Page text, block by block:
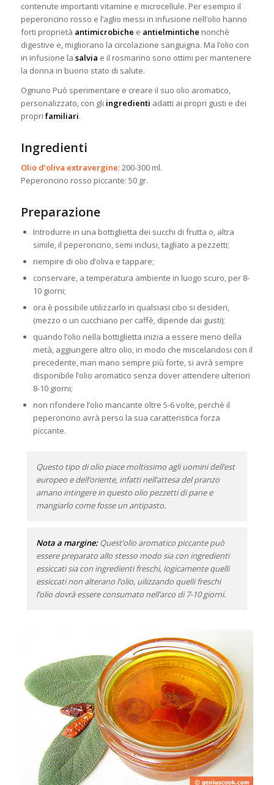
contenute importanti vitamine e microcellule. Per esempio il
peperoncino rosso e l’aglio messi in infusione nell’olio hanno
forti proprietà antimicrobiche e antielmintiche nonchè
digestive e, migliorano la circolazione sanguigna. Ma l’olio con
in infusione la salvia e il rosmarino sono ottimi per mantenere
la donna in buono stato di salute.
Ognuno Può sperimentare e creare il suo olio aromatico,
personalizzato, con gli ingredienti adatti ai propri gusti e dei
propri familiari.
Ingredienti
Olio d’oliva extravergine: 200-300 ml.
Peperoncino rosso piccante: 50 gr.
Preparazione
Introdurre in una bottiglietta dei succhi di frutta o, altra
simile, il peperoncino, semi inclusi, tagliato a pezzetti;
riempire di olio d’oliva e tappare;
conservare, a temperatura ambiente in luogo scuro, per 8-
10 giorni;
ora è possibile utilizzarlo in qualsiasi cibo si desideri,
(mezzo o un cucchiano per caffè, dipende dai gusti);
quando l’olio nella bottiglietta inizia a essere meno della
metà, aggiungere altro olio, in modo che miscelandosi con il
precedente, man mano sempre più forte, si avrà sempre
disponibile l’olio aromatico senza dover attendere ulteriori
8-10 giorni;
non rifondere l’olio mancante oltre 5-6 volte, perchè il
peperoncino avrà perso la sua caratteristica forza
piccante.
Questo tipo di olio piace moltissimo agli uomini dell’est
europeo e dell’oriente, infatti nell’attesa del pranzo
amano intingere in questo olio pezzetti di pane e
mangiarlo come fosse un antipasto.
Nota a margine:Quest’olio aromatico piccante può
essere preparato allo stesso modo sia con ingredienti
essiccati sia con ingredienti freschi, logicamente quelli
essiccati non alterano l’olio, uilizzando quelli freschi
l’olio dovrà essere consumato nell’arco di 7-10 giorni.